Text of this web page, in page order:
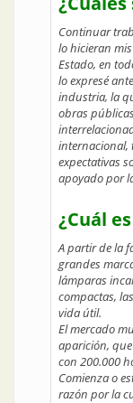
Continuar
lo hicieran
Estado, en
lo expresé
industria, la
obras
internacional,
expectativas
apoyado por
¿Cuál
A partir de la
grandes
lámparas
compactas,
vida útil.
El mercado
aparición, que
con 200.000
Comienza o
razón por la